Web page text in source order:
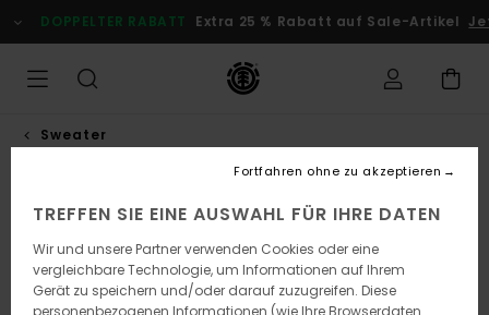
zur
Produktinformation
DOPPELTER RABATT Extra 25 % Rabatt auf Sale-Artikel
Sweater
TREFFEN SIE EINE AUSWAHL FÜR IHRE DATEN
Wir und unsere Partner verwenden Cookies oder eine
vergleichbare Technologie, um Informationen auf Ihrem
Gerät zu speichern und/oder darauf zuzugreifen. Diese
personenbezogenen Informationen (wie Ihre Browserdaten
Fortfahren ohne zu akzeptieren